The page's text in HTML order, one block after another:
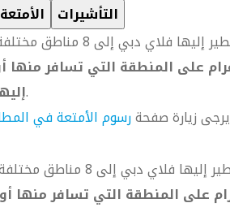
الأمتعة التأشيرات
فلاي دبي إلى 8 مناطق مختلفة.
على المنطقة التي تسافر منها
.
زيارة صفحةرسوم الأمتعة في
فلاي دبي إلى 8 مناطق مختلفة.
على المنطقة التي تسافر منها أو